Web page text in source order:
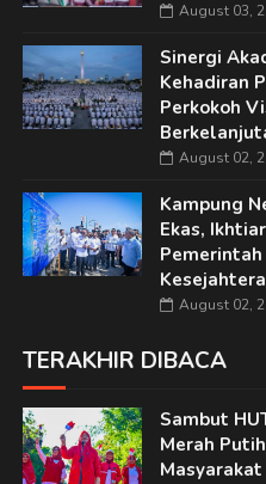
August 03,
Sinergi
Kehadiran
Perkokoh
August 02,
Kampung
Ekas,
August 02,
TERAKHIR DIBACA
Sambut
Merah